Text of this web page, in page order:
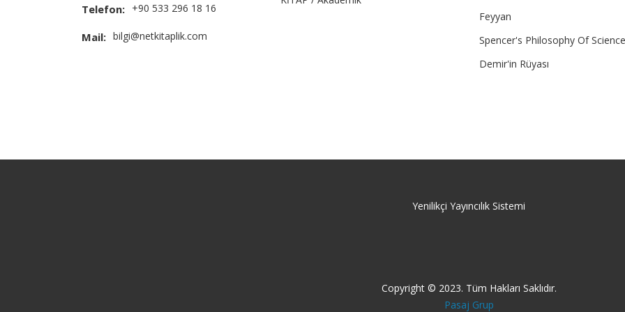
Telefon: +90 533 296 18 16
Mail: bilgi@netkitaplik.com
Feyyan
Spencer's Philosophy Of Science
Demir'in Rüyası
Yenilikçi Yayıncılık Sistemi
Copyright © 2023. Tüm Hakları Saklıdır.
Pasaj Grup